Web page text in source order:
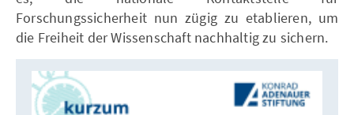
Forschungssicherheit nun zügig zu etablieren, um
die Freiheit der Wissenschaft nachhaltig zu sichern.